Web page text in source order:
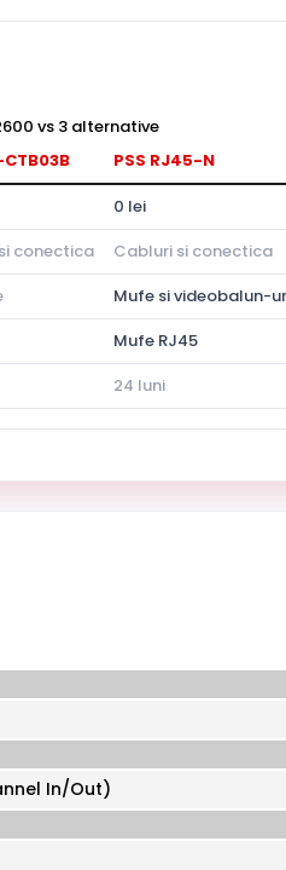
vs 3 alternative
CTB03B PSS RJ45-N
0 lei
conectica Cabluri si conectica
Mufe si videobalun-
Mufe RJ45
24 luni
In/Out)